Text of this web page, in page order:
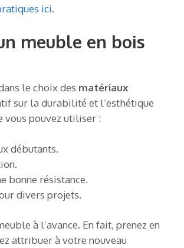
ici.
meuble en bois
le choix des matériaux
sur la durabilité et l’esthétique
vous pouvez utiliser :
débutants.
bonne résistance.
divers projets.
à l’avance. En fait, prenez en
attribuer à votre nouveau